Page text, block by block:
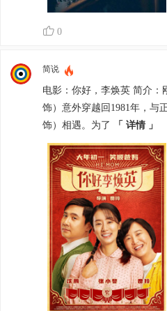
0
简说
电影：你好，李焕英 简介：
饰）意外穿越回1981年，与
饰）相遇。为了
「 详情 」